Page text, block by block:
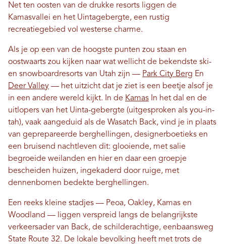
Net ten oosten van de drukke resorts liggen de
Kamasvallei en het Uintagebergte, een rustig
recreatiegebied vol westerse charme.
Als je op een van de hoogste punten zou staan ​​en
oostwaarts zou kijken naar wat wellicht de bekendste ski-
en snowboardresorts van Utah zijn — Park City Berg En
Deer Valley — het uitzicht dat je ziet is een beetje alsof je
in een andere wereld kijkt. In de Kamas In het dal en de
uitlopers van het Uinta-gebergte (uitgesproken als you-in-
tah), vaak aangeduid als de Wasatch Back, vind je in plaats
van geprepareerde berghellingen, designerboetieks en
een bruisend nachtleven dit: glooiende, met salie
begroeide weilanden en hier en daar een groepje
bescheiden huizen, ingekaderd door ruige, met
dennenbomen bedekte berghellingen.
Een reeks kleine stadjes — Peoa, Oakley, Kamas en
Woodland — liggen verspreid langs de belangrijkste
verkeersader van Back, de schilderachtige, eenbaansweg
State Route 32. De lokale bevolking heeft met trots de